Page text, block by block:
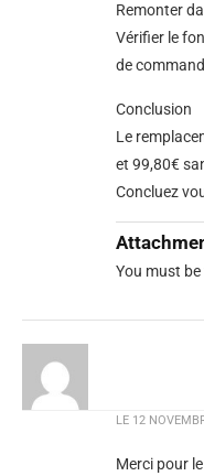
Remonter
Vérifier le
de
Conclusion
Le
et 99,80€
Concluez
You must be
LE 12
Merci pour